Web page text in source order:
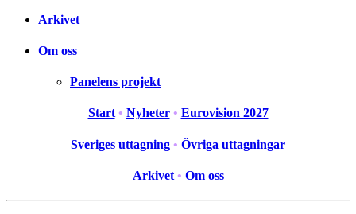
Arkivet
Om oss
Panelens projekt
Start • Nyheter • Eurovision 2027
Sveriges uttagning • Övriga uttagningar
Arkivet • Om oss